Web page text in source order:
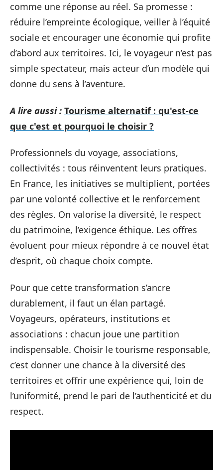
comme une réponse au réel. Sa promesse :
réduire l’empreinte écologique, veiller à l’équité
sociale et encourager une économie qui profite
d’abord aux territoires. Ici, le voyageur n’est pas
simple spectateur, mais acteur d’un modèle qui
donne du sens à l’aventure.
A lire aussi : Tourisme alternatif : qu'est-ce
que c'est et pourquoi le choisir ?
Professionnels du voyage, associations,
collectivités : tous réinventent leurs pratiques.
En France, les initiatives se multiplient, portées
par une volonté collective et le renforcement
des règles. On valorise la diversité, le respect
du patrimoine, l’exigence éthique. Les offres
évoluent pour mieux répondre à ce nouvel état
d’esprit, où chaque choix compte.
Pour que cette transformation s’ancre
durablement, il faut un élan partagé.
Voyageurs, opérateurs, institutions et
associations : chacun joue une partition
indispensable. Choisir le tourisme responsable,
c’est donner une chance à la diversité des
territoires et offrir une expérience qui, loin de
l’uniformité, prend le pari de l’authenticité et du
respect.